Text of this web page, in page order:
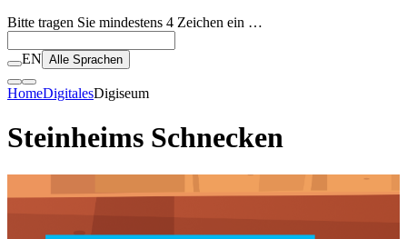
Bitte tragen Sie mindestens 4 Zeichen ein …
EN Alle Sprachen
HomeDigitalesDigiseum
Steinheims Schnecken